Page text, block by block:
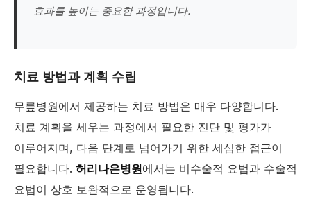
효과를 높이는 중요한 과정입니다.
치료 방법과 계획 수립
무릎병원에서 제공하는 치료 방법은 매우 다양합니다.
치료 계획을 세우는 과정에서 필요한 진단 및 평가가
이루어지며, 다음 단계로 넘어가기 위한 세심한 접근이
필요합니다. 허리나은병원에서는 비수술적 요법과 수술적
요법이 상호 보완적으로 운영됩니다.